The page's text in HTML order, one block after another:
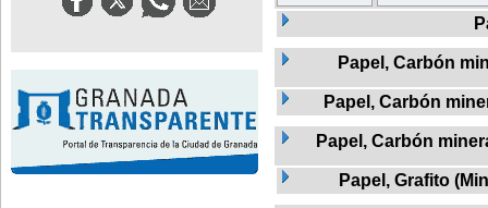
Papel, Carbón
Papel, Carbón
Papel, Carbón
Papel, Grafito